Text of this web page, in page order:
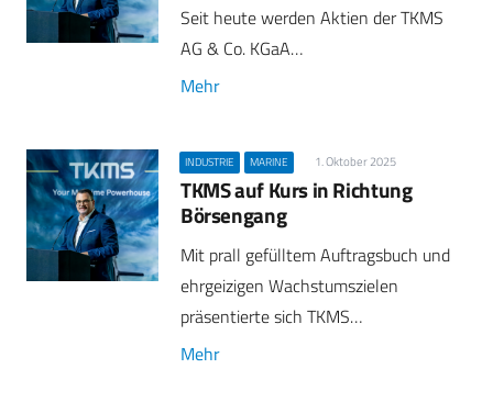
Seit heute werden Aktien der TKMS
AG & Co. KGaA…
Mehr
INDUSTRIE MARINE 1. Oktober 2025
TKMS auf Kurs in Richtung
Börsengang
Mit prall gefülltem Auftragsbuch und
ehrgeizigen Wachstumszielen
präsentierte sich TKMS…
Mehr